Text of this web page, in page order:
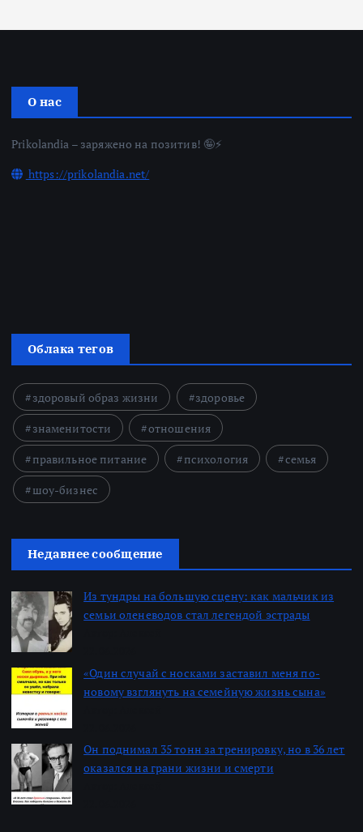
О нас
Prikolandia – заряжено на позитив! 🤪⚡
https://prikolandia.net/
Облака тегов
здоровый образ жизни
здоровье
знаменитости
отношения
правильное питание
психология
семья
шоу-бизнес
Недавнее сообщение
Из тундры на большую сцену: как мальчик из
семьи оленеводов стал легендой эстрады
«Один случай с носками заставил меня по-
новому взглянуть на семейную жизнь сына»
Он поднимал 35 тонн за тренировку, но в 36 лет
оказался на грани жизни и смерти